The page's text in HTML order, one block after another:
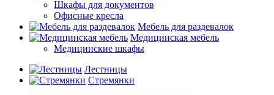
Шкафы для документов
Офисные кресла
Мебель для раздевалок
Медицинская мебель
Медицинские шкафы
Лестницы
Стремянки